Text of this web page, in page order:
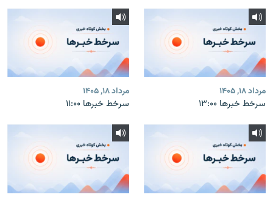
مرداد ۱۸, ۱۴۰۵
سرخط خبرها ۱۳:۰۰
مرداد ۱۸, ۱۴۰۵
سرخط خبرها ۱۱:۰۰